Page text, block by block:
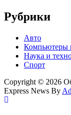
Рубрики
Авто
Компьютеры
Наука и
Спорт
Copyright © 2026
Express News By